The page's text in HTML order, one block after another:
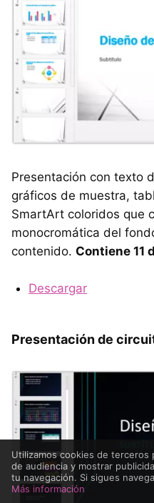
Presentación con texto
gráficos de muestra,
SmartArt coloridos que
monocromática del
contenido. Contiene 11
Descargar
Presentación de
Utilizamos cookies de terceros
de audiencia y mostrar
tu navegación. Si sigues
Más información